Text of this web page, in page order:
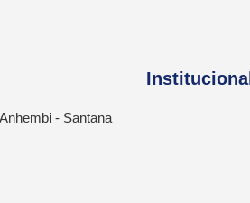
- Santana
Institucional